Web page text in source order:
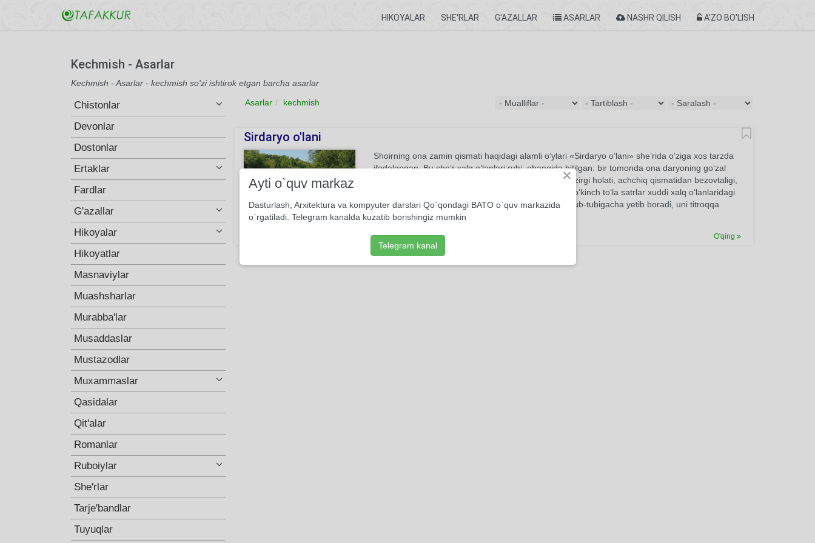
HIKOYALAR SHE'RLAR G'AZALLAR ASARLAR NASHR QILISH A'ZO BO'LISH
Kechmish - Asarlar
Kechmish - Asarlar - kechmish so'zi ishtirok etgan barcha asarlar
Chistonlar
Devonlar
Dostonlar
Ertaklar
Fardlar
G'azallar
Hikoyalar
Hikoyatlar
Masnaviylar
Muashsharlar
Murabba'lar
Musaddaslar
Mustazodlar
Muxammaslar
Qasidalar
Qit'alar
Romanlar
Ruboiylar
She'rlar
Tarje'bandlar
Tuyuqlar
Asarlar kechmish
Sirdaryo o'lani
Shoirning ona zamin qismati haqidagi alamli o‘ylari «Sirdaryo o‘lani» she’rida o‘ziga xos tarzda
ifodalangan. Bu she’r xalq o‘lanlari ruhi, ohangida bitilgan: bir tomonda ona daryoning go‘zal
ta’rif-tavsifi, ikkinchi tomonda shoirning daryoning hozirgi holati, achchiq qismatidan bezovtaligi,
tashvish-zorlari. Undagi o‘ta samimiy, cheksiz mehr, o‘kinch to‘la satrlar xuddi xalq o‘lanlaridagi
kuygan dilning o‘tli zorlari singari o‘quvchi qalbining tub-tubigacha yetib boradi, uni titroqqa
soladi...
O'qing
×
Ayti o`quv markaz
Dasturlash, Arxitektura va kompyuter darslari Qo`qondagi BATO o`quv markazida
o`rgatiladi. Telegram kanalda kuzatib borishingiz mumkin
Telegram kanal